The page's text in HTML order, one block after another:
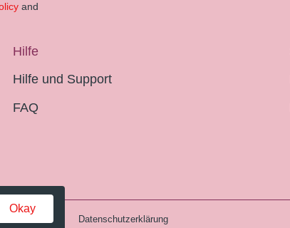
and
Hilfe
Hilfe und Support
FAQ
und AGB Datenschutzerklärung
Okay